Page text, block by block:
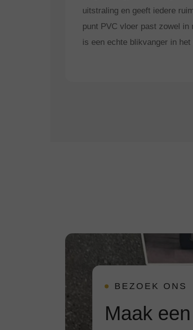
uitstraling en geeft iedere
punt PVC vloer past zowel in
is een echte blikvanger in het
BEZOEK ONS
Maak